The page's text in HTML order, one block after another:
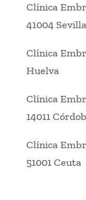
Clínica
41004 Sevilla
Clínica
Huelva
Clínica
14011
Clínica
51001 Ceuta